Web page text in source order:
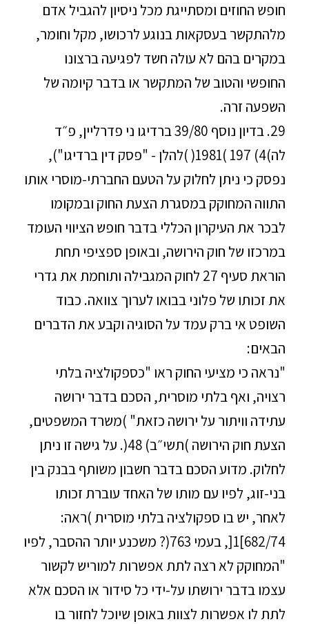
חופש החוזים ומסתייגת מכל ניסיון להגביל אדם
מלהתקשר בעסקאות בנוגע לרכושו, מקל וחומר,
במקרים בהם לא עולה חשד לפגיעה ברצונו
החופשי והטוב של המתקשר או בדבר קיומה של
השפעה זרה.
29. בדיון נוסף 39/80 ברדיגו ני פדרליין, פ״ד
לה)4) 197 )1981( )להלן - "פסק דין ברדיגו"),
נפסק כי ניתן לחלוק על הטעם החברתי-מוסרי אותו
התווה המחוקק במסגרת הצעת החוק ובמקומו
לבכר את העיקרון הכללי בדבר חופש הציווי העומד
במרכזו של חוק הירושה, ובאופן ספציפי תחת
הוראת סעיף 27 לחוק המגבילה ותוחמת את גדרי
את זכותו של פלוני בבואו לערוך צוואה. כבוד
השופט אי ברק עמד על הסוגיה וקבע את הדברים
הבאים:
"נראה כי מציעי החוק ראו "כספקולציה בלתי
רצויה, ואף בלתי מוסרית, הסכם בדבר ירושה
עתידה וויתור על ירושה כזאת" )משרד המשפטים,
הצעת חוק הירושה )תשי״ב) 48(. על גישה זו ניתן
לחלוק. מדוע הסכם בדבר חשבון משותף בבנק בין
בני-זוג, לפיו עם מותו של האחד עוברת זכותו
לאחר, יש בו ספקולציה בלתי מוסרית )ראה:
682/74]1[, בעמי 763(? משכנע יותר ההסבר, לפיו
"המחוקק לא רצה לתת אפשרות למוריש לקשור
עצמו בדבר ירושתו על-ידי כל סידור או הסכם אלא
לתת לו אפשרות לצוות באופן שיוכל לחזור בו